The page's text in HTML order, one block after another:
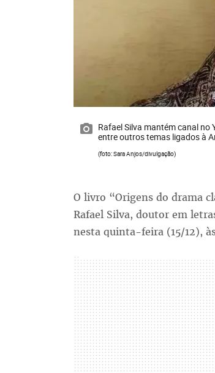
Rafael Silva mantém canal
entre outros temas ligados à
(foto: Sara Anjos/divulgação)
O livro “Origens do drama
Rafael Silva, doutor em
nesta quinta-feira (15/12),